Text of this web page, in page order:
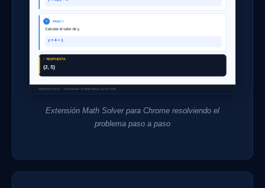
Extensión Math Solver para Chrome resolviendo el
problema paso a paso